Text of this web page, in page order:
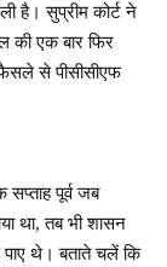
है। सुप्रीम कोर्ट ने
की एक बार फिर
फैसले से पीसीसीएफ
पूर्व जब
था, तब भी शासन
पाए थे। बताते चलें कि